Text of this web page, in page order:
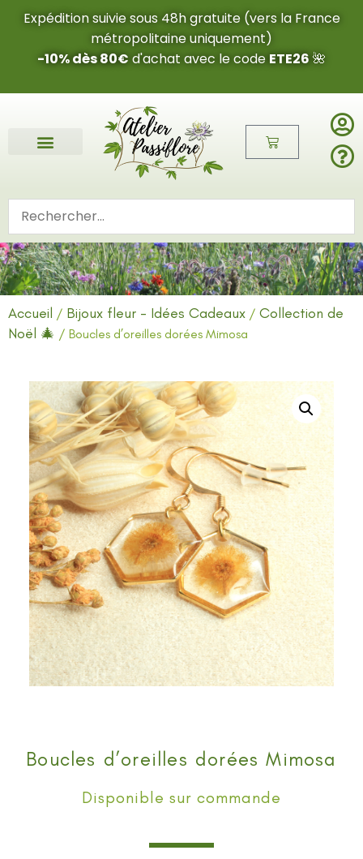
Expédition suivie sous 48h gratuite (vers la France
métropolitaine uniquement)
-10% dès 80€ d'achat avec le code ETE26 🌺
Accueil / Bijoux fleur - Idées Cadeaux / Collection de
Noël 🎄 / Boucles d’oreilles dorées Mimosa
Boucles d’oreilles dorées Mimosa
Disponible sur commande